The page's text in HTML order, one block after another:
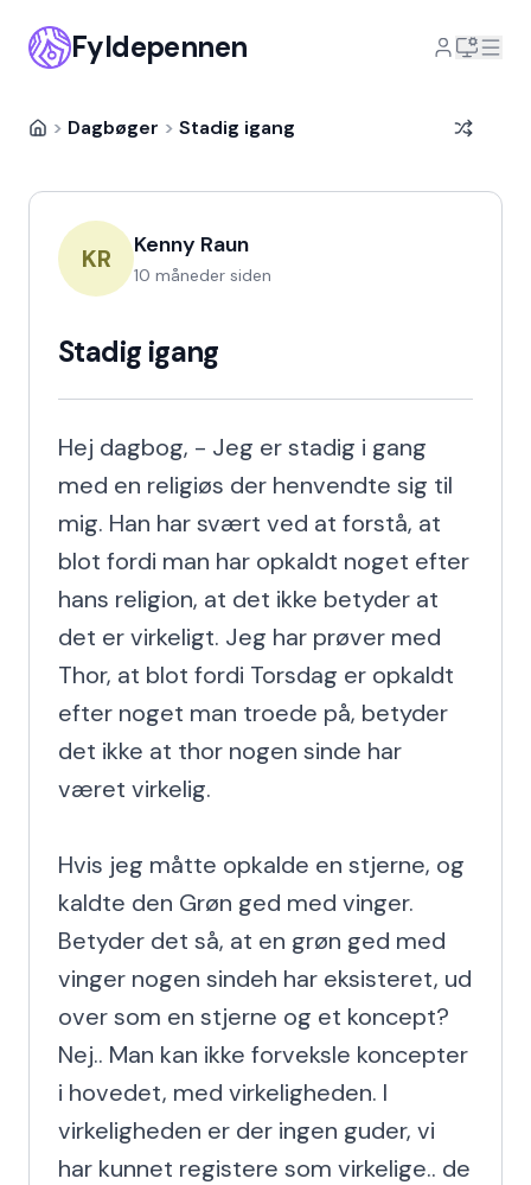
Fyldepennen
> Dagbøger > Stadig igang
KR Kenny Raun
10 måneder siden
Stadig igang
Hej dagbog, - Jeg er stadig i gang
med en religiøs der henvendte sig til
mig. Han har svært ved at forstå, at
blot fordi man har opkaldt noget efter
hans religion, at det ikke betyder at
det er virkeligt. Jeg har prøver med
Thor, at blot fordi Torsdag er opkaldt
efter noget man troede på, betyder
det ikke at thor nogen sinde har
været virkelig.
Hvis jeg måtte opkalde en stjerne, og
kaldte den Grøn ged med vinger.
Betyder det så, at en grøn ged med
vinger nogen sindeh har eksisteret, ud
over som en stjerne og et koncept?
Nej.. Man kan ikke forveksle koncepter
i hovedet, med virkeligheden. I
virkeligheden er der ingen guder, vi
har kunnet registere som virkelige.. de